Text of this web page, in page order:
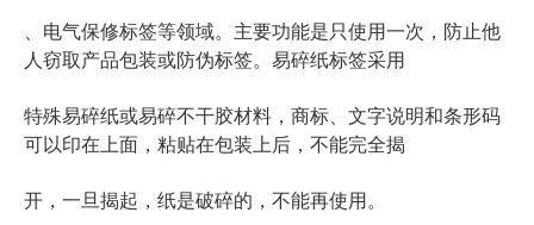
、电气保修标签等领域。主要功能是只使用一次，防止他
人窃取产品包装或防伪标签。 易碎纸标签采用
特殊易碎纸或易碎不干胶材料，商标、文字说明和条形码
可以印在上面，粘贴在包装上后，不能完全揭
开，一旦揭起，纸是破碎的，不能再使用。